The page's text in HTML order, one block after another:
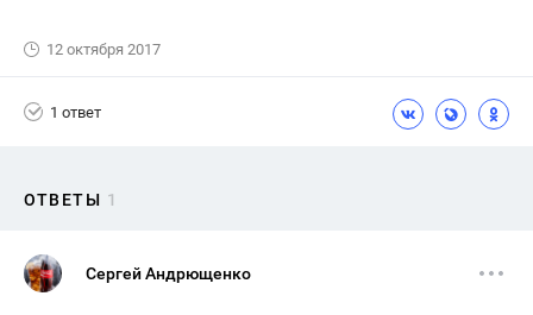
12 октября 2017
1 ответ
ОТВЕТЫ 1
Сергей Андрющенко